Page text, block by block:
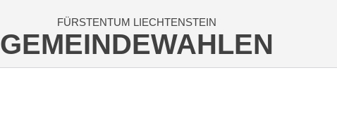
FÜRSTENTUM LIECHTENSTEIN
GEMEINDEWAHLEN